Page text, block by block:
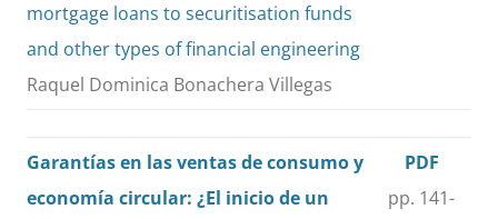
mortgage loans to securitisation funds
and other types of financial engineering
Raquel Dominica Bonachera Villegas
Garantías en las ventas de consumo y
economía circular: ¿El inicio de un
PDF
pp. 141-